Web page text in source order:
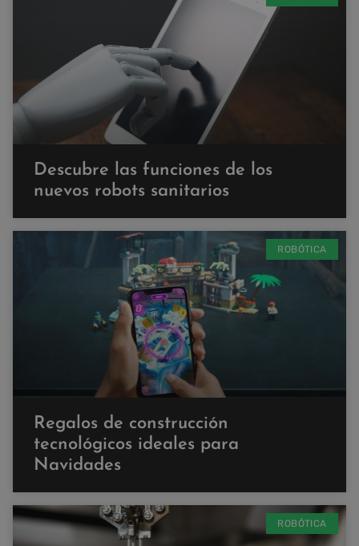
Descubre las funciones de los
nuevos robots sanitarios
ROBÓTICA
Regalos de construcción
tecnológicos ideales para
Navidades
ROBÓTICA